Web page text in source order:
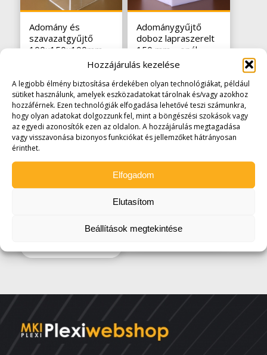
Hozzájárulás kezelése
A legjobb élmény biztosítása érdekében olyan technológiákat, például
sütiket használunk, amelyek eszközadatokat tárolnak és/vagy azokhoz
hozzáférnek. Ezen technológiák elfogadása lehetővé teszi számunkra,
hogy olyan adatokat dolgozzunk fel, mint a böngészési szokások vagy
az egyedi azonosítók ezen az oldalon. A hozzájárulás megtagadása
vagy visszavonása bizonyos funkciókat és jellemzőket hátrányosan
érinthet.
Elfogadom
Elutasítom
Beállítások megtekintése
Adomány és
szavazatgyűjtő
100x150x100mm
Adománygyűjtő
doboz lapraszerelt
150 mm – opál
8.890Ft (7.000
Adománygyűjtő
9.100Ft
Díszdoboz
190x190mm
+áfa)